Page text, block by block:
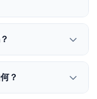
？